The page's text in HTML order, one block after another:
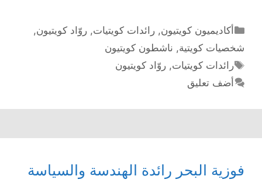
الأكاديمي
الكويت
التصنيفات
أكاديميون كويتيون, رائدات كويتيات, روّاد كويتيون,
شخصيات كويتية, ناشطون كويتيون
الوسوم
رائدات كويتيات, روّاد كويتيون
أضف تعليق
فوزية البحر رائدة الهندسة والسياسة